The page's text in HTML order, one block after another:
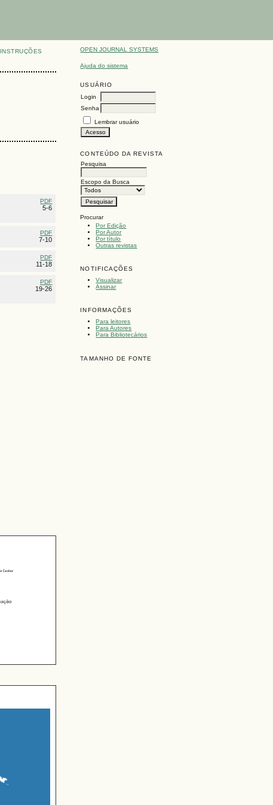
OPEN JOURNAL SYSTEMS
Ajuda do sistema
USUÁRIO
Login
Senha
Lembrar usuário
CONTEÚDO DA REVISTA
Pesquisa
Escopo da Busca
Procurar
Por Edição
Por Autor
Por título
Outras revistas
NOTIFICAÇÕES
Visualizar
Assinar
INFORMAÇÕES
Para leitores
Para Autores
Para Bibliotecários
TAMANHO DE FONTE
INSTRUÇÕES
PDF
5-6
PDF
7-10
PDF
11-18
PDF
19-26